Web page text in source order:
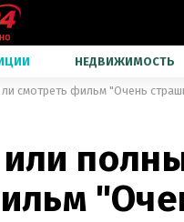
НЕДВИЖИМОСТЬ
смотреть фильм "Очень